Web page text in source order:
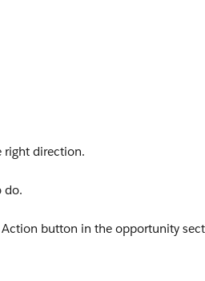
section
Buttons - click to + to add smthg
right direction.
do.
button in the opportunity